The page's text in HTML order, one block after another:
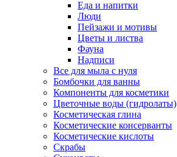
Еда и напитки
Люди
Пейзажи и мотивы
Цветы и листва
Фауна
Надписи
Все для мыла с нуля
Бомбочки для ванны
Компоненты для косметики
Цветочные воды (гидролаты)
Косметическая глина
Косметические консерванты
Косметические кислоты
Скрабы